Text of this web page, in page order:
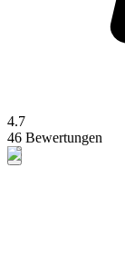
4.7
46 Bewertungen